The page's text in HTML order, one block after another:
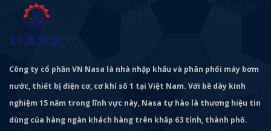
Công ty cổ phần VN Nasa là nhà nhập khẩu và phân phối máy bơm
nước, thiết bị điện cơ, cơ khí số 1 tại Việt Nam. Với bề dày kinh
nghiệm 15 năm trong lĩnh vực này, Nasa tự hào là thương hiệu tin
dùng của hàng ngàn khách hàng trên khắp 63 tỉnh, thành phố.